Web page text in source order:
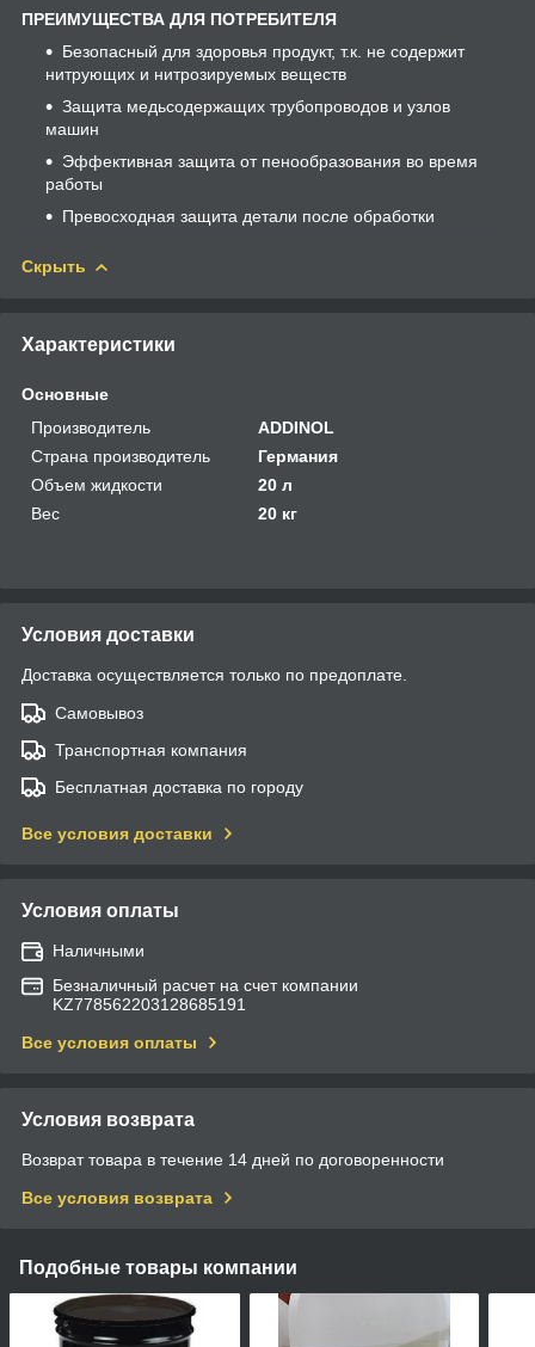
ПРЕИМУЩЕСТВА ДЛЯ ПОТРЕБИТЕЛЯ
Безопасный для здоровья продукт, т.к. не содержит
нитрующих и нитрозируемых веществ
Защита медьсодержащих трубопроводов и узлов
машин
Эффективная защита от пенообразования во время
работы
Превосходная защита детали после обработки
Скрыть
Характеристики
Основные
Производитель
ADDINOL
Страна производитель
Германия
Объем жидкости
20 л
Вес
20 кг
Условия доставки
Доставка осуществляется только по предоплате.
Самовывоз
Транспортная компания
Бесплатная доставка по городу
Все условия доставки
Условия оплаты
Наличными
Безналичный расчет на счет компании
KZ778562203128685191
Все условия оплаты
Условия возврата
Возврат товара в течение 14 дней по договоренности
Все условия возврата
Подобные товары компании